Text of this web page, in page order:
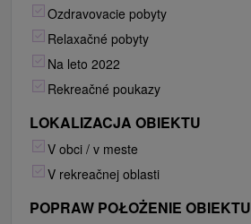
Ozdravovacie pobyty
Relaxačné pobyty
Na leto 2022
Rekreačné poukazy
LOKALIZACJA OBIEKTU
V obci / v meste
V rekreačnej oblasti
POPRAW POŁOŻENIE OBIEKTU